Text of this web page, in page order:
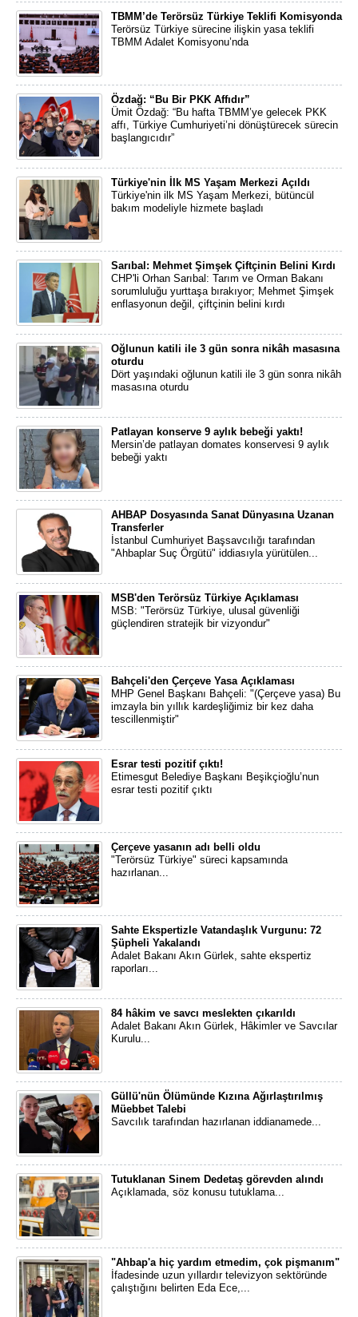
TBMM’de Terörsüz Türkiye Teklifi Komisyonda
Terörsüz Türkiye sürecine ilişkin yasa teklifi
TBMM Adalet Komisyonu’nda
Özdağ: “Bu Bir PKK Affıdır”
Ümit Özdağ: “Bu hafta TBMM’ye gelecek PKK
affı, Türkiye Cumhuriyeti’ni dönüştürecek sürecin
başlangıcıdır”
Türkiye'nin İlk MS Yaşam Merkezi Açıldı
Türkiye'nin ilk MS Yaşam Merkezi, bütüncül
bakım modeliyle hizmete başladı
Sarıbal: Mehmet Şimşek Çiftçinin Belini Kırdı
CHP'li Orhan Sarıbal: Tarım ve Orman Bakanı
sorumluluğu yurttaşa bırakıyor; Mehmet Şimşek
enflasyonun değil, çiftçinin belini kırdı
Oğlunun katili ile 3 gün sonra nikâh masasına
oturdu
Dört yaşındaki oğlunun katili ile 3 gün sonra nikâh
masasına oturdu
Patlayan konserve 9 aylık bebeği yaktı!
Mersin’de patlayan domates konservesi 9 aylık
bebeği yaktı
AHBAP Dosyasında Sanat Dünyasına Uzanan
Transferler
İstanbul Cumhuriyet Başsavcılığı tarafından
"Ahbaplar Suç Örgütü" iddiasıyla yürütülen...
MSB'den Terörsüz Türkiye Açıklaması
MSB: "Terörsüz Türkiye, ulusal güvenliği
güçlendiren stratejik bir vizyondur"
Bahçeli'den Çerçeve Yasa Açıklaması
MHP Genel Başkanı Bahçeli: "(Çerçeve yasa) Bu
imzayla bin yıllık kardeşliğimiz bir kez daha
tescillenmiştir"
Esrar testi pozitif çıktı!
Etimesgut Belediye Başkanı Beşikçioğlu’nun
esrar testi pozitif çıktı
Çerçeve yasanın adı belli oldu
"Terörsüz Türkiye" süreci kapsamında
hazırlanan...
Sahte Ekspertizle Vatandaşlık Vurgunu: 72
Şüpheli Yakalandı
Adalet Bakanı Akın Gürlek, sahte ekspertiz
raporları...
84 hâkim ve savcı meslekten çıkarıldı
Adalet Bakanı Akın Gürlek, Hâkimler ve Savcılar
Kurulu...
Güllü'nün Ölümünde Kızına Ağırlaştırılmış
Müebbet Talebi
Savcılık tarafından hazırlanan iddianamede...
Tutuklanan Sinem Dedetaş görevden alındı
Açıklamada, söz konusu tutuklama...
"Ahbap'a hiç yardım etmedim, çok pişmanım"
İfadesinde uzun yıllardır televizyon sektöründe
çalıştığını belirten Eda Ece,...